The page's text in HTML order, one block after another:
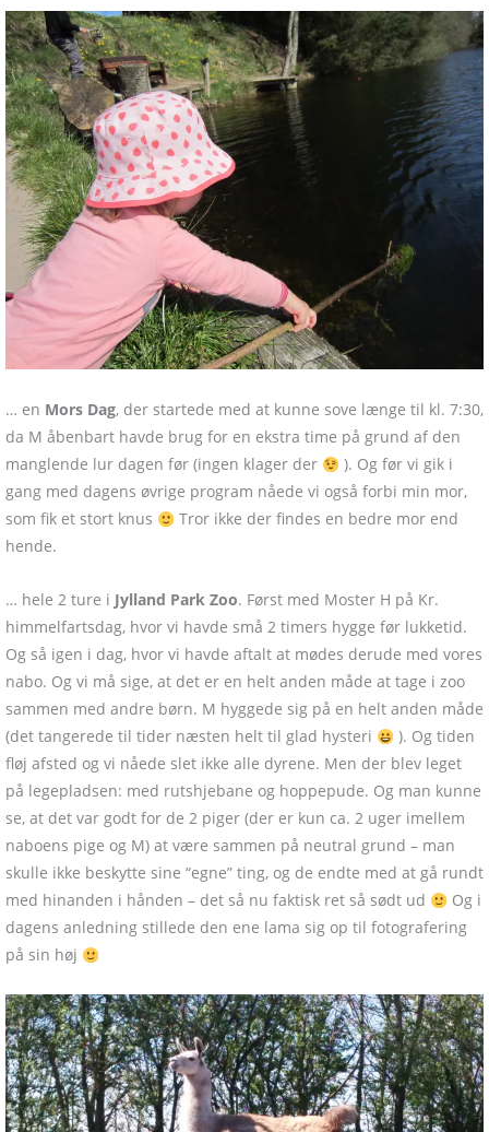
… en Mors Dag, der startede med at kunne sove længe til kl. 7:30,
da M åbenbart havde brug for en ekstra time på grund af den
manglende lur dagen før (ingen klager der
). Og før vi gik i
gang med dagens øvrige program nåede vi også forbi min mor,
som fik et stort knus
Tror ikke der findes en bedre mor end
hende.
… hele 2 ture i Jylland Park Zoo. Først med Moster H på Kr.
himmelfartsdag, hvor vi havde små 2 timers hygge før lukketid.
Og så igen i dag, hvor vi havde aftalt at mødes derude med vores
nabo. Og vi må sige, at det er en helt anden måde at tage i zoo
sammen med andre børn. M hyggede sig på en helt anden måde
(det tangerede til tider næsten helt til glad hysteri
). Og tiden
fløj afsted og vi nåede slet ikke alle dyrene. Men der blev leget
på legepladsen: med rutshjebane og hoppepude. Og man kunne
se, at det var godt for de 2 piger (der er kun ca. 2 uger imellem
naboens pige og M) at være sammen på neutral grund – man
skulle ikke beskytte sine “egne” ting, og de endte med at gå rundt
med hinanden i hånden – det så nu faktisk ret så sødt ud
Og i
dagens anledning stillede den ene lama sig op til fotografering
på sin høj